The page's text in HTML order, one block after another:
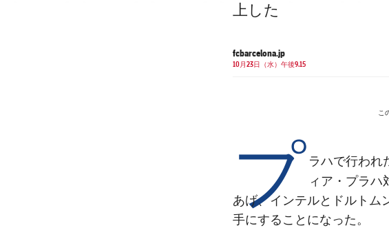
上した
fcbarcelona.jp
10月23日（水）午後9.15
こ
プ ラハで行われ
ィア・プラハ
あげ、インテルとドルトム
手にすることになった。